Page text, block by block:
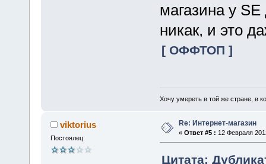
магазина у
никак, и это
[ ОФФТОП ]
Хочу умереть в той же стране, в
viktorius
Постоялец
Re: Интернет-магазин
« Ответ #5 : 12 Февраля
Цитата: